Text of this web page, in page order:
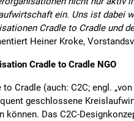
ein. Uns ist dabei
Cradle to Cradle und
Heiner Kroke,
Cradle to Cradle NGO
to Cradle (auch: C2C; engl.
geschlossene
können. Das C2C-